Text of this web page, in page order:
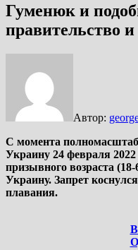
Гуменюк и
правительство
Автор:
С момента
Украину 24 февраля
призывного возраста
Украину. Запрет
плавания.